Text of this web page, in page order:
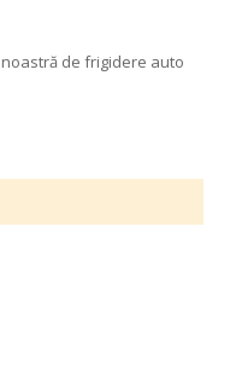
de frigidere auto